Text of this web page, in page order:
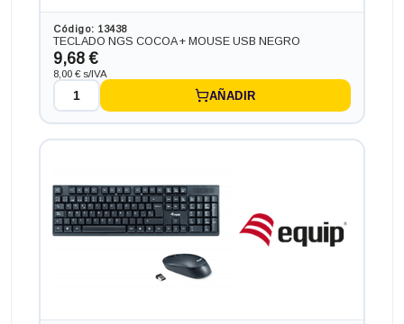
Ordenador HP PC HP SLIM ¡7 GEN 7 en formato SFF,
procesador INTEL CORE I7 - 7700 4.2 GHZ (7ª
Generación), memoria DDR4, Salidas gráficas: HDMI+DP
235,95 €
Código: 13438
TECLADO NGS COCOA + MOUSE USB NEGRO
9,68 €
8,00 € s/IVA
AÑADIR